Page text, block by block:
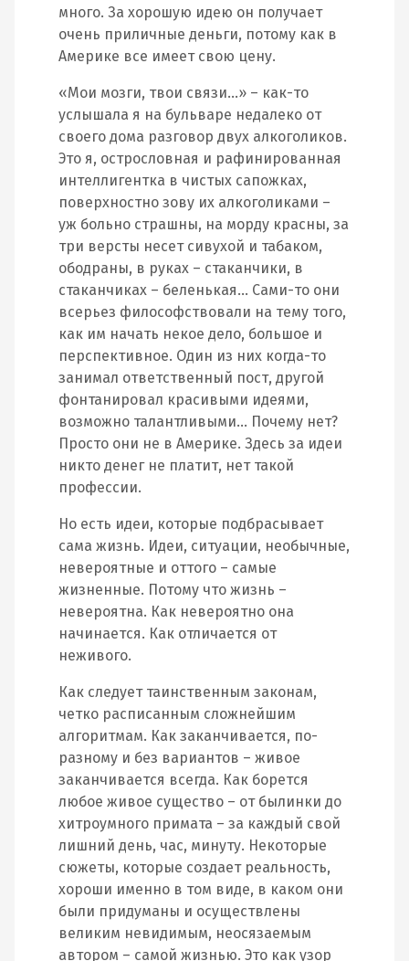
много. За хорошую идею он получает
очень приличные деньги, потому как в
Америке все имеет свою цену.
«Мои мозги, твои связи…» – как-то
услышала я на бульваре недалеко от
своего дома разговор двух алкоголиков.
Это я, острословная и рафинированная
интеллигентка в чистых сапожках,
поверхностно зову их алкоголиками –
уж больно страшны, на морду красны, за
три версты несет сивухой и табаком,
ободраны, в руках – стаканчики, в
стаканчиках – беленькая… Сами-то они
всерьез философствовали на тему того,
как им начать некое дело, большое и
перспективное. Один из них когда-то
занимал ответственный пост, другой
фонтанировал красивыми идеями,
возможно талантливыми… Почему нет?
Просто они не в Америке. Здесь за идеи
никто денег не платит, нет такой
профессии.
Но есть идеи, которые подбрасывает
сама жизнь. Идеи, ситуации, необычные,
невероятные и оттого – самые
жизненные. Потому что жизнь –
невероятна. Как невероятно она
начинается. Как отличается от
неживого.
Как следует таинственным законам,
четко расписанным сложнейшим
алгоритмам. Как заканчивается, по-
разному и без вариантов – живое
заканчивается всегда. Как борется
любое живое существо – от былинки до
хитроумного примата – за каждый свой
лишний день, час, минуту. Некоторые
сюжеты, которые создает реальность,
хороши именно в том виде, в каком они
были придуманы и осуществлены
великим невидимым, неосязаемым
автором – самой жизнью. Это как узор